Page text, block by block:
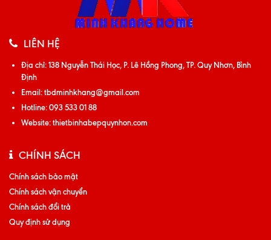
LIÊN HỆ
Địa chỉ:138 Nguyễn Thái Học, P. Lê Hồng Phong, TP. Quy Nhơn, Bình
Định
Email:tbdminhkhang@gmail.com
Hotline:093 533 01 88
Website:thietbinhabepquynhon.com
CHÍNH SÁCH
Chính sách bảo mật
Chính sách vận chuyển
Chính sách đổi trả
Quy định sử dụng